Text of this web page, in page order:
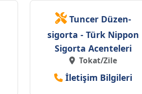
Tuncer Düzen-
sigorta - Türk Nippon
Sigorta Acenteleri
Tokat/Zile
İletişim Bilgileri